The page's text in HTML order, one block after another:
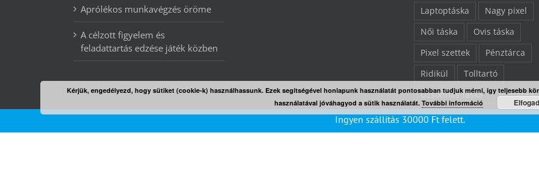
Aprólékos munkavégzés öröme
A célzott figyelem és
feladattartás edzése játék közben
Laptoptáska
Nagy pixel
Női táska
Ovis táska
Pixel szettek
Pénztárca
Ridikül
Tolltartó
Uzsonnás táska
Válltáska
Végkiárusítás
Összes
Ingyen szállítás 30000 Ftfelett.
Kérjük, engedélyezd, hogy sütiket (cookie-k) használhassunk. Ezek segítségével honlapunk használatát pontosabban tudjuk mérni, így teljesebb
használatával jóváhagyod a sütik használatát. További információ Elfogad